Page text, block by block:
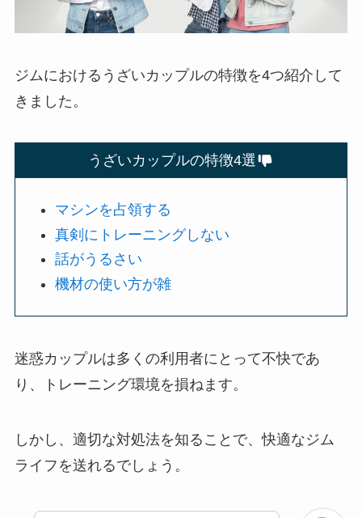
ジムにおけるうざいカップルの特徴を4つ紹介して
きました。
うざいカップルの特徴4選
マシンを占領する
真剣にトレーニングしない
話がうるさい
機材の使い方が雑
迷惑カップルは多くの利用者にとって不快であ
り、トレーニング環境を損ねます。
しかし、適切な対処法を知ることで、快適なジム
ライフを送れるでしょう。